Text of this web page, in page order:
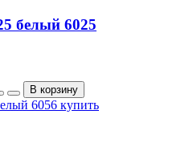
белый 6025